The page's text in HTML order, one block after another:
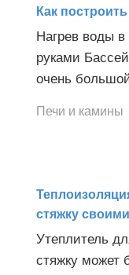
Как
Нагрев воды
руками
очень
Печи и камины
стяжку
Утеплитель
стяжку может